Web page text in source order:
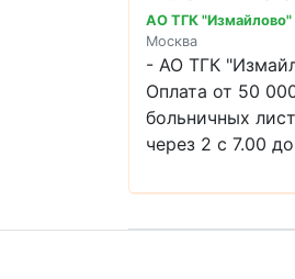
АО ТГК "Измайлово"
Москва
- АО ТГК
Оплата от 50
больничных
через 2 с 7.00